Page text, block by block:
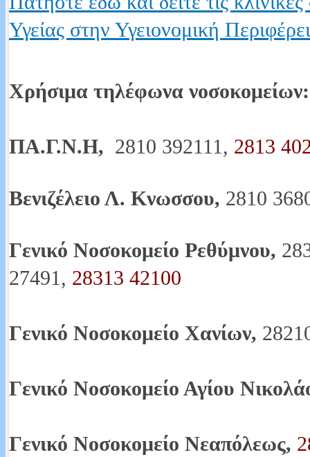
Υγείας στην Υγειονομική
Χρήσιμα τηλέφωνα νοσοκομείων:
ΠΑ.Γ.Ν.Η, 2810 392111, 2813
Βενιζέλειο Λ. Kνωσσου, 2810
Γενικό Νοσοκομείο Ρεθύμνου,
27491, 28313 42100
Γενικό Νοσοκομείο Χανίων,
Γενικό Νοσοκομείο Αγίου
Γενικό Νοσοκομείο Νεαπόλεως,